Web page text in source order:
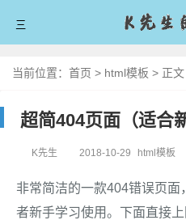
三
首页
爱拼搏
当前位置： 首页 > html模板 > 正文
超简404页面（适合
K先生 2018-10-29 html模板
非常简洁的一款404错误页
者新手学习使用。下面直接上